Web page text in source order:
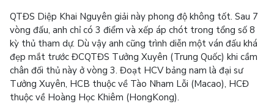
QTĐS Diệp Khai Nguyên giải này phong độ không tốt. Sau 7
vòng đấu, anh chỉ có 3 điểm và xếp áp chót trong tổng số 8
kỳ thủ tham dự. Dù vậy anh cũng trình diễn một ván đấu khá
đẹp mắt trước ĐCQTĐS Tưởng Xuyên (Trung Quốc) khi cầm
chân đối thủ này ở vòng 3. Đoạt HCV bảng nam là đại sư
Tưởng Xuyên, HCB thuộc về Tào Nham Lỗi (Macao), HCĐ
thuộc về Hoàng Học Khiêm (HongKong).